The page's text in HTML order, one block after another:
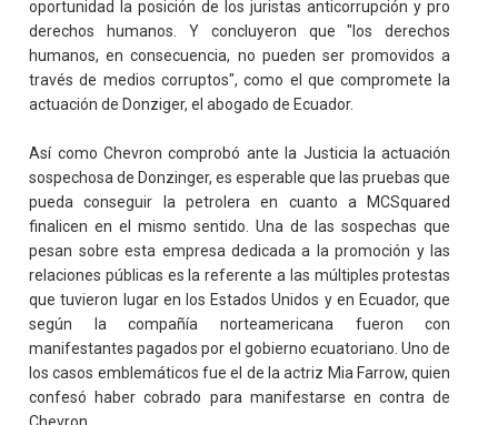
oportunidad la posición de los juristas anticorrupción y pro
derechos humanos. Y concluyeron que "los derechos
humanos, en consecuencia, no pueden ser promovidos a
través de medios corruptos", como el que compromete la
actuación de Donziger, el abogado de Ecuador.
Así como Chevron comprobó ante la Justicia la actuación
sospechosa de Donzinger, es esperable que las pruebas que
pueda conseguir la petrolera en cuanto a MCSquared
finalicen en el mismo sentido. Una de las sospechas que
pesan sobre esta empresa dedicada a la promoción y las
relaciones públicas es la referente a las múltiples protestas
que tuvieron lugar en los Estados Unidos y en Ecuador, que
según la compañía norteamericana fueron con
manifestantes pagados por el gobierno ecuatoriano. Uno de
los casos emblemáticos fue el de la actriz Mia Farrow, quien
confesó haber cobrado para manifestarse en contra de